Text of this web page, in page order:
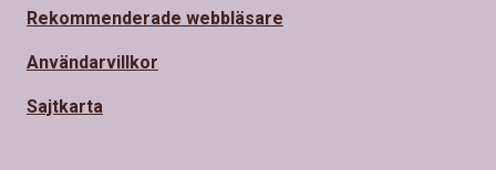
Rekommenderade webbläsare
Användarvillkor
Sajtkarta